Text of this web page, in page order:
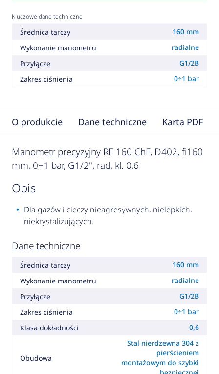
Kluczowe dane techniczne
Średnica tarczy
160 mm
Wykonanie manometru
radialne
Przyłącze
G1/2B
Zakres ciśnienia
0÷1 bar
O produkcie Dane techniczne Karta PDF
Manometr precyzyjny RF 160 ChF, D402, fi160
mm, 0÷1 bar, G1/2", rad, kl. 0,6
opis
Dla gazów i cieczy nieagresywnych, nielepkich,
niekrystalizujących.
Dane techniczne
Średnica tarczy
160 mm
Wykonanie manometru
radialne
Przyłącze
G1/2B
Zakres ciśnienia
0÷1 bar
Klasa dokładności
0,6
Obudowa
Stal nierdzewna 304 z
pierścieniem
montażowym do szybki